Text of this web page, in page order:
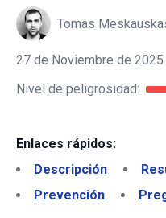
Tomas
27 de Noviembre de 2025
Nivel de peligrosidad:
Enlaces rápidos:
Descripción
Prevención